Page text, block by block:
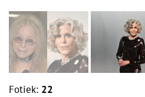
Fotiek: 22